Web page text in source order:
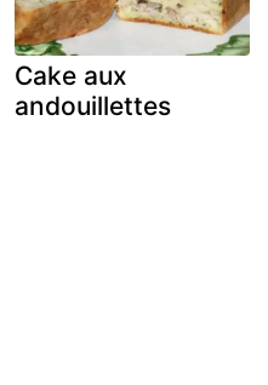
Cake aux
andouillettes